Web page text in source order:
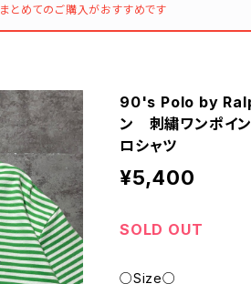
まとめてのご購入がおすすめです
90's Polo by
ン 刺繍ワンポ
ロシャツ
¥5,400
SOLD OUT
○Size○